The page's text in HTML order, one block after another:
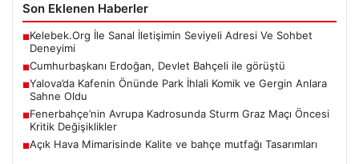
Son Eklenen Haberler
■Kelebek.Org İle Sanal İletişimin Seviyeli Adresi Ve Sohbet
Deneyimi
■Cumhurbaşkanı Erdoğan, Devlet Bahçeli ile görüştü
■Yalova’da Kafenin Önünde Park İhlali Komik ve Gergin Anlara
Sahne Oldu
■Fenerbahçe’nin Avrupa Kadrosunda Sturm Graz Maçı Öncesi
Kritik Değişiklikler
■Açık Hava Mimarisinde Kalite ve bahçe mutfağı Tasarımları